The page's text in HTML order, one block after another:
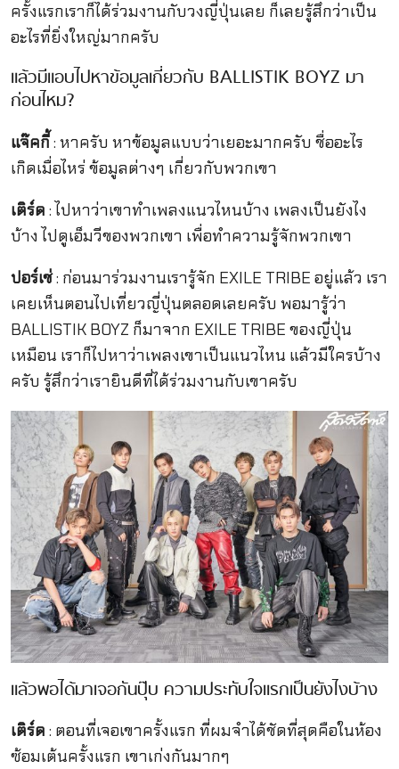
ครั้งแรกเราก็ได้ร่วมงานกับวงญี่ปุ่นเลย ก็เลยรู้สึกว่าเป็น
อะไรที่ยิ่งใหญ่มากครับ
แล้วมีแอบไปหาข้อมูลเกี่ยวกับ BALLISTIK BOYZ มา
ก่อนไหม?
แจคกี้: หาครับ หาข้อมูลแบบว่าเยอะมากครับ ชื่ออะไร
เกิดเมื่อไหร่ ข้อมูลต่างๆ เกี่ยวกับพวกเขา
เติร์ด : ไปหาว่าเขาทำเพลงแนวไหนบ้าง เพลงเป็นยังไง
บ้าง ไปดูเอ็มวีของพวกเขา เพื่อทำความรู้จักพวกเขา
ปอร์เช่: ก่อนมาร่วมงานเรารู้จัก EXILE TRIBE อยู่แล้ว เรา
เคยเห็นตอนไปเที่ยวญี่ปุ่นตลอดเลยครับ พอมารู้ว่า
BALLISTIK BOYZ ก็มาจาก EXILE TRIBE ของญี่ปุ่น
เหมือน เราก็ไปหาว่าเพลงเขาเป็นแนวไหน แล้วมีใครบ้าง
ครับ รู้สึกว่าเรายินดีที่ได้ร่วมงานกับเขาครับ
แล้วพอได้มาเจอกันปุ๊บ ความประทับใจแรกเป็นยังไงบ้าง
เติร์ด : ตอนที่เจอเขาครั้งแรก ที่ผมจำได้ชัดที่สุดคือในห้อง
ซ้อมเต้นครั้งแรก เขาเก่งกันมากๆ